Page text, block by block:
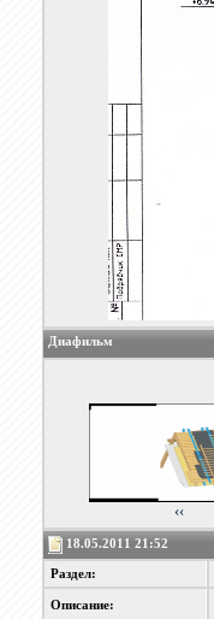
Диафильм
‹‹
18.05.2011 21:52
Раздел:
Описание: